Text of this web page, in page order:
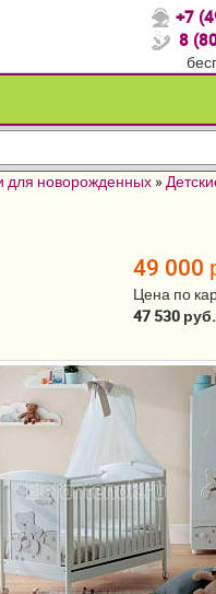
нас!
+7
8
для новорожденных »
49 000
Цена по
47 530 руб.